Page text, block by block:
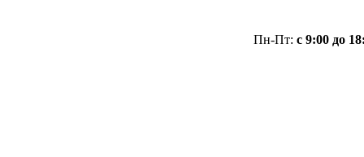
Пн-Пт: с 9:00 до